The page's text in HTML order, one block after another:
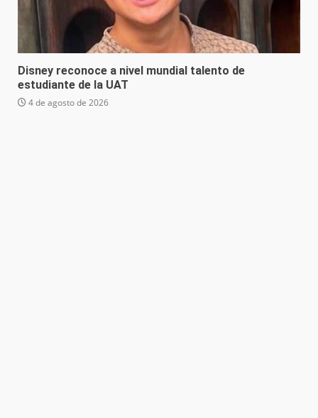
Disney reconoce a nivel mundial talento de
estudiante de la UAT
4 de agosto de 2026